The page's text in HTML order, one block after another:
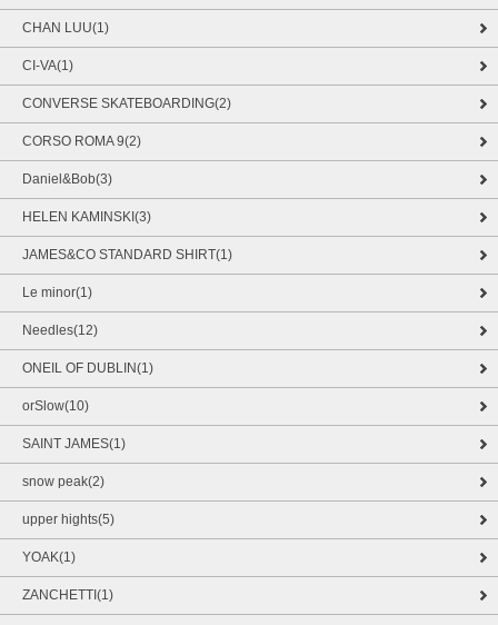
CHAN LUU(1)
CI-VA(1)
CONVERSE SKATEBOARDING(2)
CORSO ROMA 9(2)
Daniel&Bob(3)
HELEN KAMINSKI(3)
JAMES&CO STANDARD SHIRT(1)
Le minor(1)
Needles(12)
ONEIL OF DUBLIN(1)
orSlow(10)
SAINT JAMES(1)
snow peak(2)
upper hights(5)
YOAK(1)
ZANCHETTI(1)